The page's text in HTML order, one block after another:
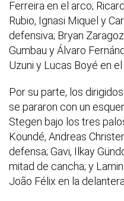
Ferreira en el arco;
Rubio, Ignasi Miquel y
defensiva; Bryan
Gumbau y Álvaro
Uzuni y Lucas Boyé en el
Por su parte, los
se pararon con un
Stegen bajo los tres
Koundé, Andreas
defensa; Gavi, Ilkay
mitad de cancha; y
João Félix en la delantera.